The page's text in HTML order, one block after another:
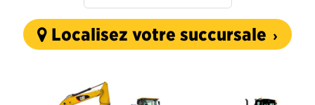
Localisez votre succursale